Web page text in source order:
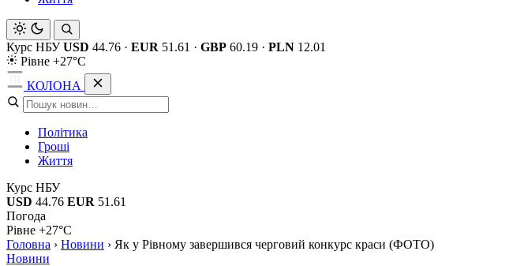
Курс НБУ USD 44.76 · EUR 51.61 · GBP 60.19 · PLN 12.01
Рівне +27°C
КОЛОНА
Політика
Гроші
Життя
Курс НБУ
USD 44.76 EUR 51.61
Погода
Рівне +27°C
Головна › Новини › Як у Рівному завершився черговий конкурс краси (ФОТО)
Новини